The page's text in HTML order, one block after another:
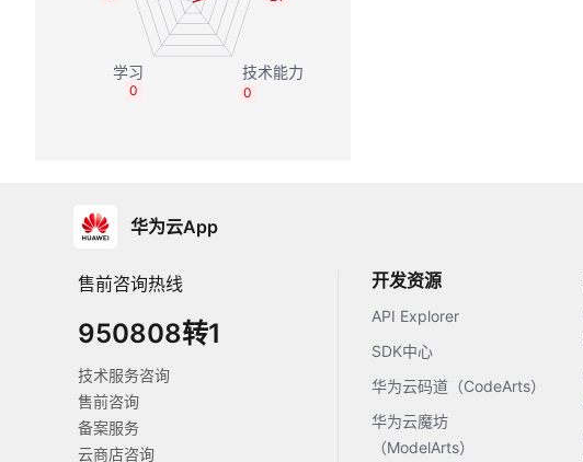
0
0
华为云App
售前咨询热线
950808转1
技术服务咨询
售前咨询
备案服务
云商店咨询
开发资源
API Explorer
SDK中心
华为云码道（CodeArts）
华为云魔坊
（ModelArts）